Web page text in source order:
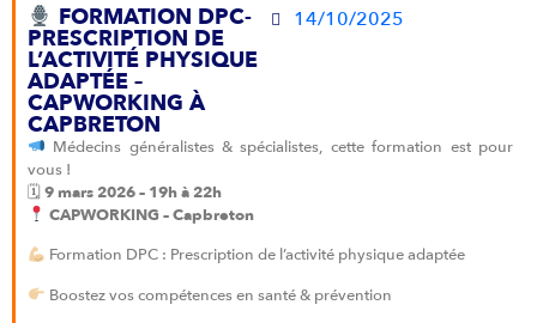
FORMATION DPC-
PRESCRIPTION DE
L’ACTIVITÉ PHYSIQUE
ADAPTÉE –
CAPWORKING À
CAPBRETON
14/10/2025
Médecins généralistes & spécialistes, cette formation est pour
vous !
🗓9 mars 2026 – 19h à 22h
CAPWORKING – Capbreton
Formation DPC : Prescription de l’activité physique adaptée
Boostez vos compétences en santé & prévention